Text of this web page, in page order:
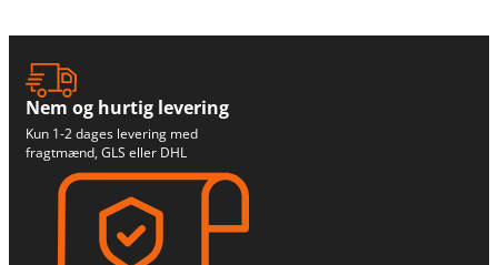
Nem og hurtig levering
Kun 1-2 dages levering med
fragtmænd, GLS eller DHL